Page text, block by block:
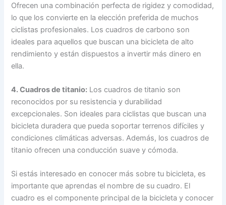
Ofrecen una combinación perfecta de rigidez y comodidad,
lo que los convierte en la elección preferida de muchos
ciclistas profesionales. Los cuadros de carbono son
ideales para aquellos que buscan una bicicleta de alto
rendimiento y están dispuestos a invertir más dinero en
ella.
4. Cuadros de titanio: Los cuadros de titanio son
reconocidos por su resistencia y durabilidad
excepcionales. Son ideales para ciclistas que buscan una
bicicleta duradera que pueda soportar terrenos difíciles y
condiciones climáticas adversas. Además, los cuadros de
titanio ofrecen una conducción suave y cómoda.
Si estás interesado en conocer más sobre tu bicicleta, es
importante que aprendas el nombre de su cuadro. El
cuadro es el componente principal de la bicicleta y conocer